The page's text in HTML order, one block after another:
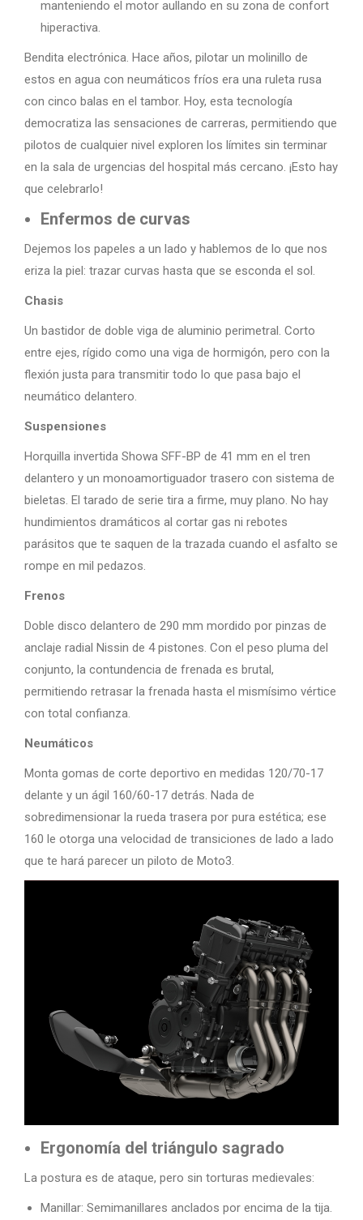
manteniendo el motor aullando en su zona de confort
hiperactiva.
Bendita electrónica. Hace años, pilotar un molinillo de
estos en agua con neumáticos fríos era una ruleta rusa
con cinco balas en el tambor. Hoy, esta tecnología
democratiza las sensaciones de carreras, permitiendo que
pilotos de cualquier nivel exploren los límites sin terminar
en la sala de urgencias del hospital más cercano. ¡Esto hay
que celebrarlo!
Enfermos de curvas
Dejemos los papeles a un lado y hablemos de lo que nos
eriza la piel: trazar curvas hasta que se esconda el sol.
Chasis
Un bastidor de doble viga de aluminio perimetral. Corto
entre ejes, rígido como una viga de hormigón, pero con la
flexión justa para transmitir todo lo que pasa bajo el
neumático delantero.
Suspensiones
Horquilla invertida Showa SFF-BP de 41 mm en el tren
delantero y un monoamortiguador trasero con sistema de
bieletas. El tarado de serie tira a firme, muy plano. No hay
hundimientos dramáticos al cortar gas ni rebotes
parásitos que te saquen de la trazada cuando el asfalto se
rompe en mil pedazos.
Frenos
Doble disco delantero de 290 mm mordido por pinzas de
anclaje radial Nissin de 4 pistones. Con el peso pluma del
conjunto, la contundencia de frenada es brutal,
permitiendo retrasar la frenada hasta el mismísimo vértice
con total confianza.
Neumáticos
Monta gomas de corte deportivo en medidas 120/70-17
delante y un ágil 160/60-17 detrás. Nada de
sobredimensionar la rueda trasera por pura estética; ese
160 le otorga una velocidad de transiciones de lado a lado
que te hará parecer un piloto de Moto3.
Ergonomía del triángulo sagrado
La postura es de ataque, pero sin torturas medievales:
Manillar: Semimanillares anclados por encima de la tija.